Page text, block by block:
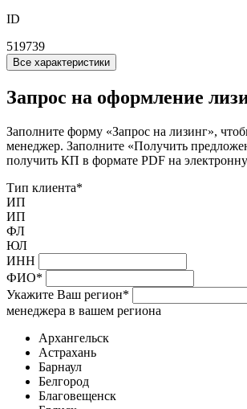
ID
519739
Все характеристики
Запрос на оформление
Заполните форму «Запрос на лизинг»,
менеджер. Заполните «Получить
получить КП в формате PDF на
Тип клиента*
ИП
ИП
ФЛ
ЮЛ
ИНН
ФИО*
Укажите Ваш регион*
менеджера в вашем региона
Архангельск
Астрахань
Барнаул
Белгород
Благовещенск